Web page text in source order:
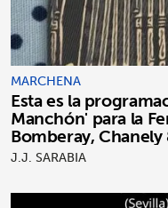
MARCHENA
Esta es la
Manchón' para la
Bomberay,
J.J. SARABIA